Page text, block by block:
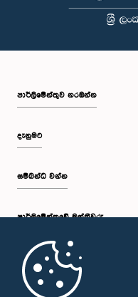
පාර්ලි‌මේන්තුව නරඹන්න
දැනුමට
සම්බන්ධ වන්න
පාර්ලි‌මේන්තුවේ මන්ත්‍රීවරු
මුල් පිටුව